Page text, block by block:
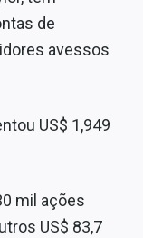
de
avessos
US$ 1,949
mil ações
US$ 83,7